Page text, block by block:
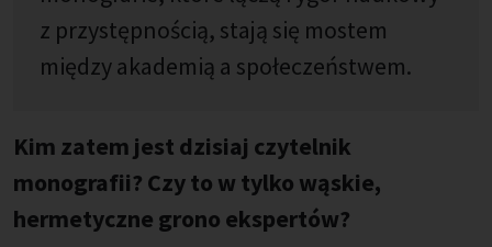
z przystępnością, stają się mostem
między akademią a społeczeństwem.
Kim zatem jest dzisiaj czytelnik
monografii? Czy to w tylko wąskie,
hermetyczne grono ekspertów?